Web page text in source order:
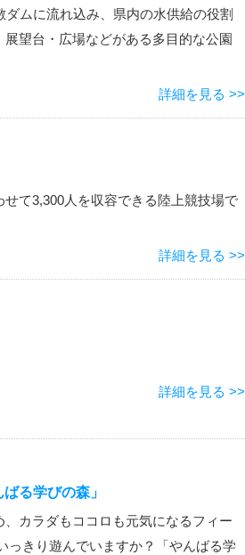
ムに流れ込み、県内の水供給の役割
望台・広場などがある多目的な公園
詳細を見る >>
て3,300人を収容できる陸上競技場で
詳細を見る >>
詳細を見る >>
る学びの森」
カラダもココロも元気になるフィー
っきり遊んでいますか？「やんばる学